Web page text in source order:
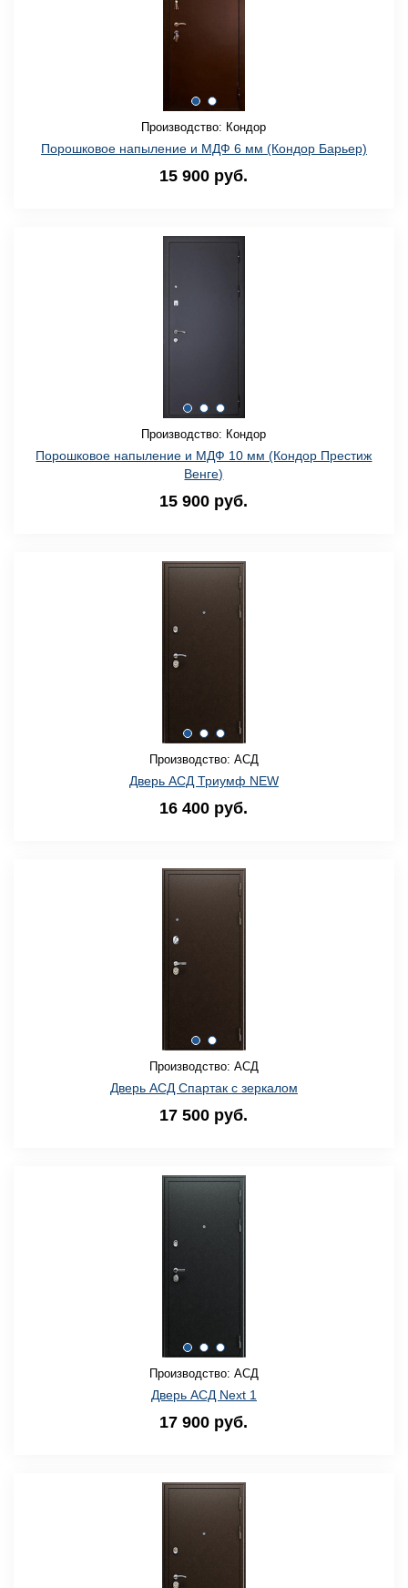
Производство: Кондор
Порошковое напыление и МДФ 6 мм (Кондор Барьер)
15 900 руб.
Производство: Кондор
Порошковое напыление и МДФ 10 мм (Кондор Престиж
Венге)
15 900 руб.
Производство: АСД
Дверь АСД Триумф NEW
16 400 руб.
Производство: АСД
Дверь АСД Спартак с зеркалом
17 500 руб.
Производство: АСД
Дверь АСД Next 1
17 900 руб.